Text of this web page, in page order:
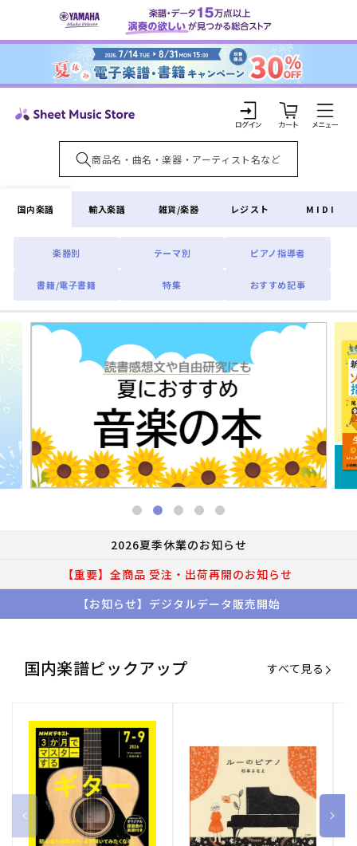
ンツに
ロ
グ
イ
ン
カ
ー
ト
国内楽譜
楽器別 テーマ別 ピアノ指導者
書籍/電子書籍 特集 おすすめ記事
輸入楽譜 雑貨/楽器 レジスト MIDI
2026夏季休業のお知らせ
【重要】全商品 受注・出荷再開のお知らせ
【お知らせ】デジタルデータ販売開始
国内楽譜ピックアップ すべて見る